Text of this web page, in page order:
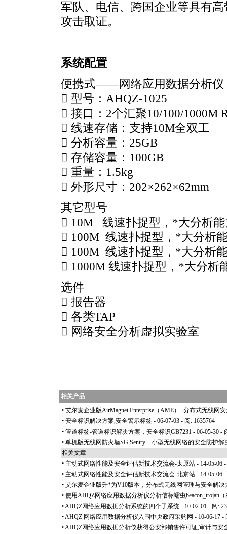
军队、电信、跨国企业等具有
攻击取证。
系统配置
便携式——网络应用数据分析仪
 型号：AHQZ-1025
 接口：2个汇聚10/100/1000M
 线速存储：支持10M全双工
 分析容量：25GB
 存储容量：100GB
 重量：1.5kg
 外形尺寸：202×262×62mm
其它型号
 10M 线速扑捉型， *大分析
 100M 线速扑捉型， *大分析
 100M 线速扑捉型， *大分析
 1000M 线速扑捉型， *大分析
选件
 报告器
 各类TAP
 网络安全分析虚拟实验室
相关产品
• 艾尔麦企业版AirMagnet Enterprise（AME） -分布式无线网
• 安全标识解决方案,安全警示标签 - 06-07-03 - 阅: 1635764
• 管道标签-管道标识解决方案，安全标识GB7231 - 06-05-30 -
• 单机版无线网防火墙SG Sentry—小型无线网络的安全防护解
相关文章
• 主动式网络性能及安全评估新技术交流会-太原站 - 14-05-06
• 主动式网络性能及安全评估新技术交流会-北京站 - 14-05-06
• 艾尔麦企业版升*为V10版本，分布式无线网管理与安全解决
• 使用AHQZ网络应用数据分析仪分析信标蠕虫beacon_trojan
•AHQZ网络应用数据分析系统的四个子系统 - 10-02-01 - 阅:
•AHQZ 网络应用数据分析仪入围中央政府采购网 - 10-06-17 -
•AHQZ网络应用数据分析仪获得公安部销售许可证,审计与安